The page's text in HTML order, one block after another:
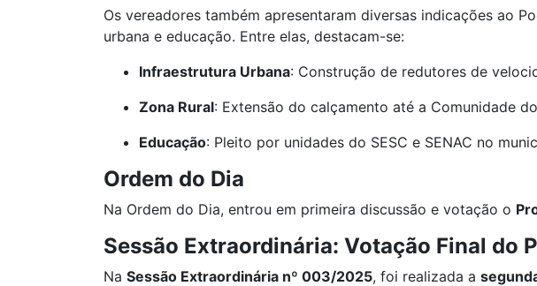
Os vereadores também apresentaram diversas indicações ao
urbana e educação. Entre elas, destacam-se:
Infraestrutura Urbana: Construção de redutores de
Zona Rural: Extensão do calçamento até a Comunidade
Educação: Pleito por unidades do SESC e SENAC no
Ordem do Dia
Na Ordem do Dia, entrou em primeira discussão e votação o
Sessão Extraordinária: Votação Final do
Na Sessão Extraordinária nº 003/2025, foi realizada a